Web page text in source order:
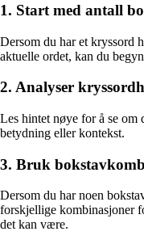
1. Start med antall
Dersom du har et kryssord
aktuelle ordet, kan du
2. Analyser
Les hintet nøye for å se om
betydning eller kontekst.
3. Bruk
Dersom du har noen
forskjellige kombinasjoner
det kan være.